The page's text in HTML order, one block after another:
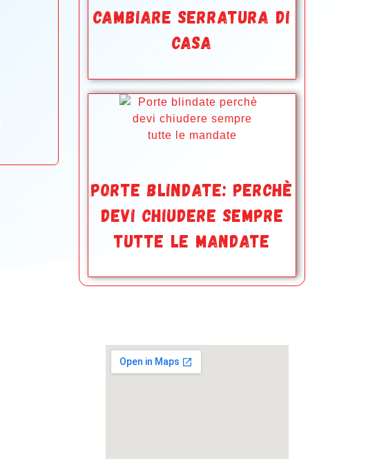
CAMBIARE SERRATURA DI
CASA
PORTE BLINDATE: PERCHè
DEVI CHIUDERE SEMPRE
TUTTE LE MANDATE